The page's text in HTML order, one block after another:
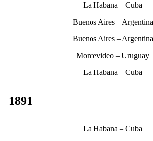
La Habana – Cuba
Buenos Aires – Argentina
Buenos Aires – Argentina
Montevideo – Uruguay
La Habana – Cuba
1891
La Habana – Cuba